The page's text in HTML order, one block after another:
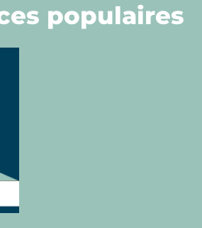
populaires